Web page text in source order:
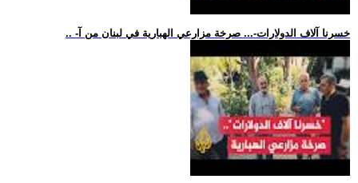
.. -خسرنا آلاف الدولارات-... صرخة مزارعي الهبارية في لبنان من آ